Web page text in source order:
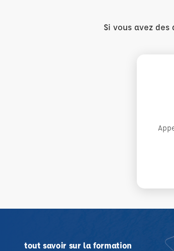
Si vous avez
tout savoir sur la formation